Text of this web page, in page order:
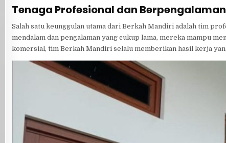
Tenaga Profesional dan Berpengalaman
Salah satu keunggulan utama dari Berkah Mandiri adalah tim
mendalam dan pengalaman yang cukup lama, mereka mampu
komersial, tim Berkah Mandiri selalu memberikan hasil kerja